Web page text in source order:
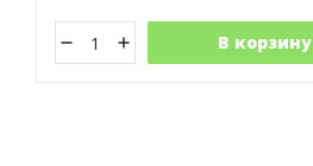
В корзину